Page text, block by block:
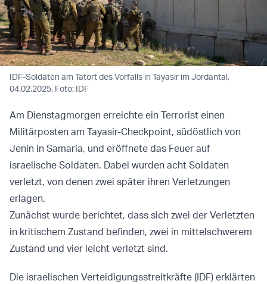
IDF-Soldaten am Tatort des Vorfalls in Tayasir im Jordantal,
04.02.2025. Foto: IDF
Am Dienstagmorgen erreichte ein Terrorist einen
Militärposten am Tayasir-Checkpoint, südöstlich von
Jenin in Samaria, und eröffnete das Feuer auf
israelische Soldaten. Dabei wurden acht Soldaten
verletzt, von denen zwei später ihren Verletzungen
erlagen.
Zunächst wurde berichtet, dass sich zwei der Verletzten
in kritischem Zustand befinden, zwei in mittelschwerem
Zustand und vier leicht verletzt sind.
Die israelischen Verteidigungsstreitkräfte (IDF) erklärten